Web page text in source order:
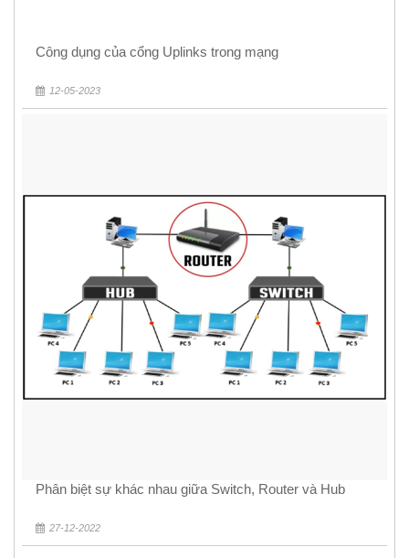
Công dụng của cổng Uplinks trong mạng
12-05-2023
Phân biệt sự khác nhau giữa Switch, Router và Hub
27-12-2022